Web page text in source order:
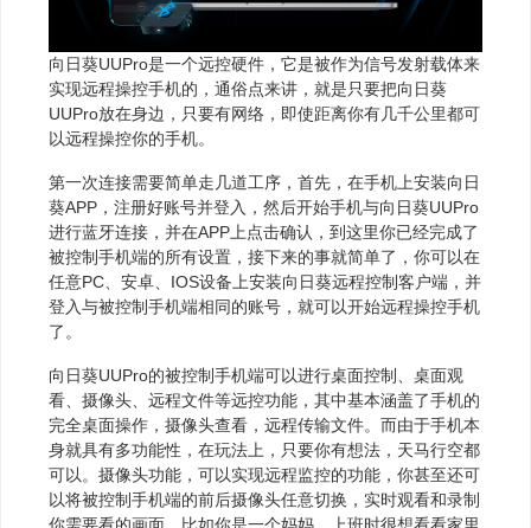
向日葵UUPro是一个远控硬件，它是被作为信号发射载体来
实现远程操控手机的，通俗点来讲，就是只要把向日葵
UUPro放在身边，只要有网络，即使距离你有几千公里都可
以远程操控你的手机。
第一次连接需要简单走几道工序，首先，在手机上安装向日
葵APP，注册好账号并登入，然后开始手机与向日葵UUPro
进行蓝牙连接，并在APP上点击确认，到这里你已经完成了
被控制手机端的所有设置，接下来的事就简单了，你可以在
任意PC、安卓、IOS设备上安装向日葵远程控制客户端，并
登入与被控制手机端相同的账号，就可以开始远程操控手机
了。
向日葵UUPro的被控制手机端可以进行桌面控制、桌面观
看、摄像头、远程文件等远控功能，其中基本涵盖了手机的
完全桌面操作，摄像头查看，远程传输文件。而由于手机本
身就具有多功能性，在玩法上，只要你有想法，天马行空都
可以。摄像头功能，可以实现远程监控的功能，你甚至还可
以将被控制手机端的前后摄像头任意切换，实时观看和录制